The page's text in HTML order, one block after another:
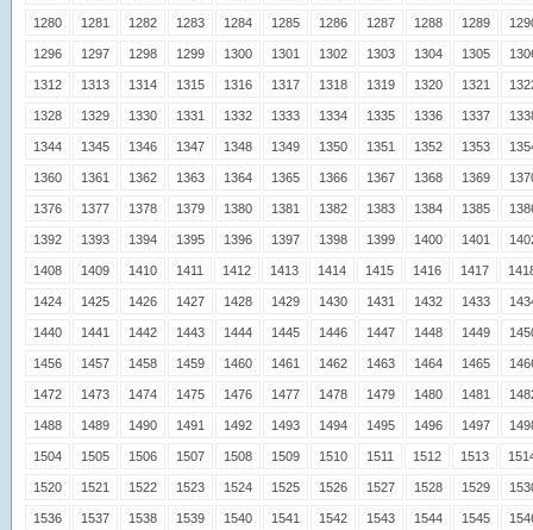
1280 1281 1282 1283 1284 1285 1286 1287 1288 1289
1296 1297 1298 1299 1300 1301 1302 1303 1304 1305
1312 1313 1314 1315 1316 1317 1318 1319 1320 1321
1328 1329 1330 1331 1332 1333 1334 1335 1336 1337
1344 1345 1346 1347 1348 1349 1350 1351 1352 1353
1360 1361 1362 1363 1364 1365 1366 1367 1368 1369
1376 1377 1378 1379 1380 1381 1382 1383 1384 1385
1392 1393 1394 1395 1396 1397 1398 1399 1400 1401
1408 1409 1410 1411 1412 1413 1414 1415 1416 1417
1424 1425 1426 1427 1428 1429 1430 1431 1432 1433
1440 1441 1442 1443 1444 1445 1446 1447 1448 1449
1456 1457 1458 1459 1460 1461 1462 1463 1464 1465
1472 1473 1474 1475 1476 1477 1478 1479 1480 1481
1488 1489 1490 1491 1492 1493 1494 1495 1496 1497
1504 1505 1506 1507 1508 1509 1510 1511 1512 1513
1520 1521 1522 1523 1524 1525 1526 1527 1528 1529
1536 1537 1538 1539 1540 1541 1542 1543 1544 1545